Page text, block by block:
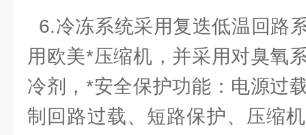
6.冷冻系统采用复迭低温回路
用欧美*压缩机，并采用对臭氧
冷剂，*安全保护功能：电源过
制回路过载、短路保护、压缩